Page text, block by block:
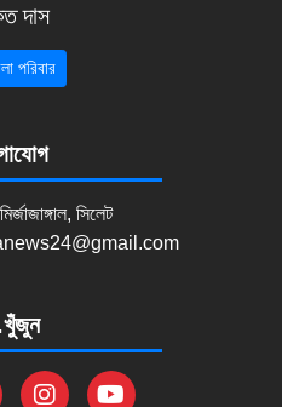
দাস
পরিবার
সিলেট